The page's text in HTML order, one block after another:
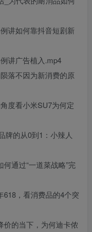
讲如何靠抖音短剧新
讲广告植入.mp4
落不因为新消费的原
度看小米SU7为何定
牌的从0到1：小辣人
通过“一道菜战略”完
，看消费品的4个突
价的当下，为何迪卡侬